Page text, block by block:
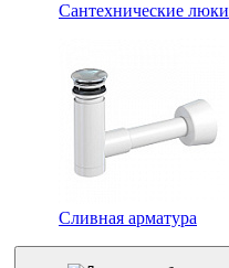
Сантехнические люки
Сливная арматура